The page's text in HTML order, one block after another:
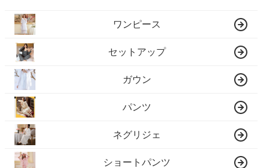
ワンピース
セットアップ
ガウン
パンツ
ネグリジェ
ショートパンツ